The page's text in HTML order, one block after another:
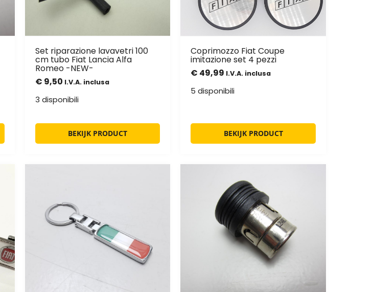
Set riparazione lavavetri 100
cm tubo Fiat Lancia Alfa
Romeo -NEW-
€ 9,50 I.V.A. inclusa
3 disponibili
BEKIJK PRODUCT
Coprimozzo Fiat Coupe
imitazione set 4 pezzi
€ 49,99 I.V.A. inclusa
5 disponibili
BEKIJK PRODUCT